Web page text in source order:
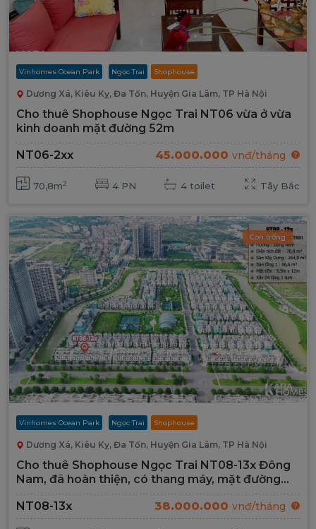
Vinhomes Ocean Park Ngọc Trai Shophouse
Dương Xá, Kiêu Kỵ, Đa Tốn, Huyện Gia Lâm, TP Hà Nội
Cho thuê Shophouse Ngọc Trai NT06 vừa ở vừa
kinh doanh mặt đường 52m
NT06-2xx 45.000.000 vnđ/tháng
70,8m2 4 PN 4 toilet Tây Bắc
Còn trống
Vinhomes Ocean Park Ngọc Trai Shophouse
Dương Xá, Kiêu Kỵ, Đa Tốn, Huyện Gia Lâm, TP Hà Nội
Cho thuê Shophouse Ngọc Trai NT08-13x Đông
Nam, đã hoàn thiện, có thang máy, mặt đường
Đại Lộ 52m
NT08-13x
38.000.000 vnđ/tháng